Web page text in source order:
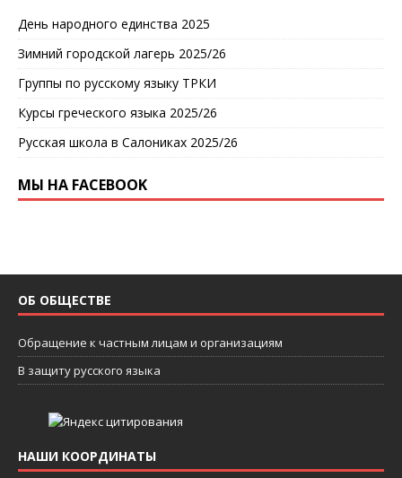
День народного единства 2025
Зимний городской лагерь 2025/26
Группы по русскому языку ТРКИ
Курсы греческого языка 2025/26
Русская школа в Салониках 2025/26
МЫ НА FACEBOOK
ОБ ОБЩЕСТВЕ
Обращение к частным лицам и организациям
В защиту русского языка
НАШИ КООРДИНАТЫ